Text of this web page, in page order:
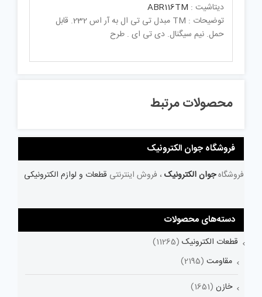
دیتاشیت : ABR116TM
توضیحات : TM مبدل تی تی ال به آر اس 232. قابل
حمل. نیم سیگنال. دی تی ای . طرح
محصولات مرتبط
فروشگاه جوان الکترونیک
فروشگاهجوان الکترونیک ، فروش اینترنتی قطعات و لوازم الکترونیکی
دسته‌های محصولات
قطعات الکترونیک (11265)
مقاومت (2195)
خازن (1651)